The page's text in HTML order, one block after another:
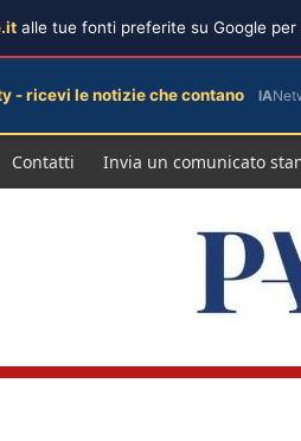
Contatti Invia un comunicato
alle tue fonti preferite su Google
- ricevi le notizie che contano IA